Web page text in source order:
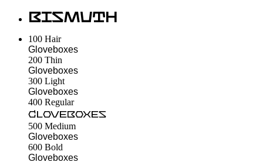
Bismuth
100 Hair
Gloveboxes
200 Thin
Gloveboxes
300 Light
Gloveboxes
400 Regular
Gloveboxes
500 Medium
Gloveboxes
600 Bold
Gloveboxes